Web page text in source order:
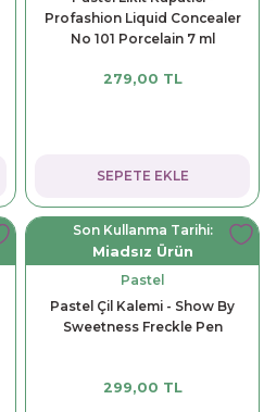
Profashion Liquid Concealer
No 101 Porcelain 7 ml
279,00 TL
SEPETE EKLE
Son Kullanma Tarihi:
Miadsız Ürün
Pastel
Pastel Çil Kalemi - Show By
Sweetness Freckle Pen
299,00 TL